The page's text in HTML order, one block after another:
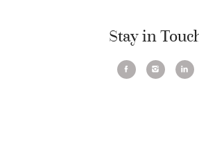
Stay in